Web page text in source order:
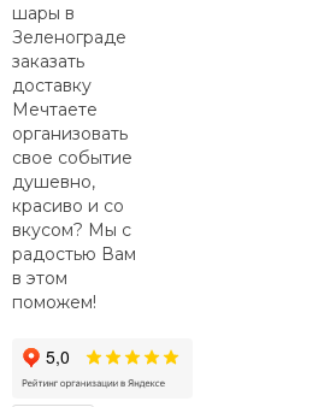
Мечтаете
организовать
свое событие
душевно,
красиво и со
вкусом? Мы с
радостью Вам
в этом
поможем!